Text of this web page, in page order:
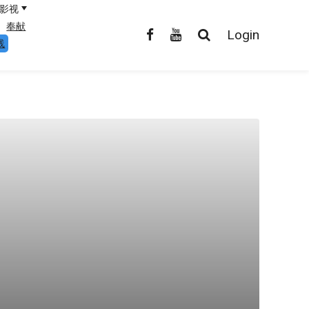
影视
奉献
Login